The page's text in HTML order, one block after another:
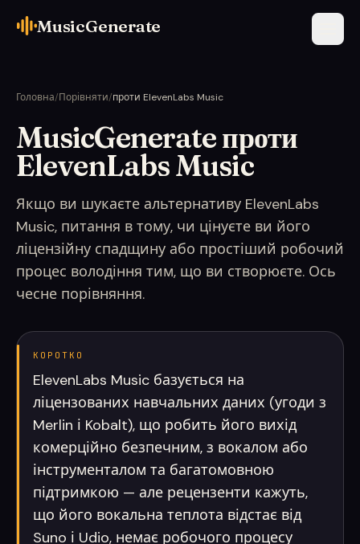
MusicGenerate
Головна/Порівняти/проти ElevenLabs Music
MusicGenerate проти
ElevenLabs Music
Якщо ви шукаєте альтернативу ElevenLabs
Music, питання в тому, чи цінуєте ви його
ліцензійну спадщину або простіший робочий
процес володіння тим, що ви створюєте. Ось
чесне порівняння.
КОРОТКО
ElevenLabs Music базується на
ліцензованих навчальних даних (угоди з
Merlin і Kobalt), що робить його вихід
комерційно безпечним, з вокалом або
інструменталом та багатомовною
підтримкою — але рецензенти кажуть,
що його вокальна теплота відстає від
Suno і Udio, немає робочого процесу